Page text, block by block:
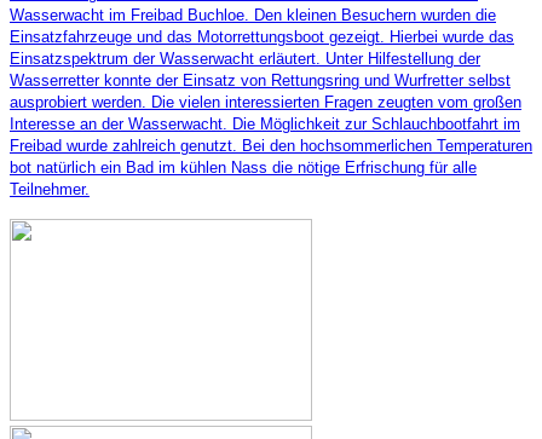
Wasserwacht im Freibad Buchloe. Den kleinen Besuchern wurden die
Einsatzfahrzeuge und das Motorrettungsboot gezeigt. Hierbei wurde das
Einsatzspektrum der Wasserwacht erläutert. Unter Hilfestellung der
Wasserretter konnte der Einsatz von Rettungsring und Wurfretter selbst
ausprobiert werden. Die vielen interessierten Fragen zeugten vom großen
Interesse an der Wasserwacht. Die Möglichkeit zur Schlauchbootfahrt im
Freibad wurde zahlreich genutzt. Bei den hochsommerlichen Temperaturen
bot natürlich ein Bad im kühlen Nass die nötige Erfrischung für alle
Teilnehmer.